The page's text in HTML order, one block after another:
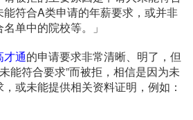
符合A类申请的年薪要求，或并非
单中的院校等。」
才通的申请要求非常清晰、明了，但
能符合要求”而被拒，相信是因为未
或未能提供相关资料证明，例如：